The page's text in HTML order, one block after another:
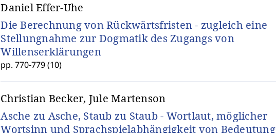
Daniel Effer-Uhe
Die Berechnung von Rückwärtsfristen - zugleich eine
Stellungnahme zur Dogmatik des Zugangs von
Willenserklärungen
pp. 770-779 (10)
Christian Becker, Jule Martenson
Asche zu Asche, Staub zu Staub - Wortlaut, möglicher
Wortsinn und Sprachspielabhängigkeit von Bedeutung